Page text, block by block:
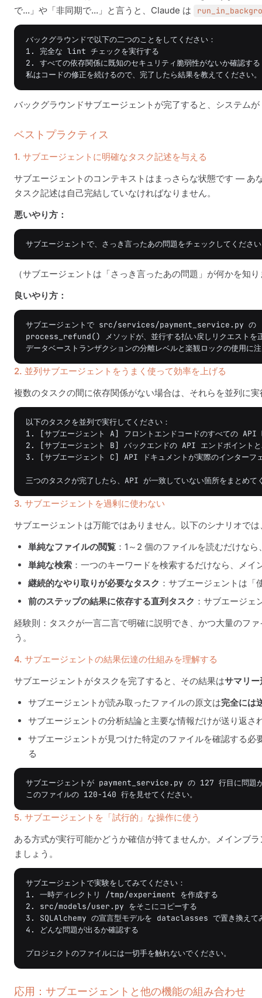
で...」や「非同期で...」と言うと、Claude は
バックグラウンドで以下の二つのことをしてください：
1. 完全な lint チェックを実行する
2. すべての依存関係に既知のセキュリティ脆弱性がないか確認する
バックグラウンドサブエージェントが完了すると、システム
ベストプラクティス
1. サブエージェントに明確なタスク記述を与える
サブエージェントのコンテキストはまっさらな状態です — あ
タスク記述は自己完結していなければなりません。
悪いやり方：
（サブエージェントは「さっき言ったあの問題」が何かを知
良いやり方：
サブエージェントで src/services/payment_service.py の
process_refund() メソッドが、並行する払い戻しリクエストを
2. 並列サブエージェントをうまく使って効率を上げる
複数のタスクの間に依存関係がない場合は、それらを並列に
以下のタスクを並列で実行してください：
1. [サブエージェント A] フロントエンドコードのすべての API
2. [サブエージェント B] バックエンドの API エンドポイントと
3. [サブエージェント C] API ドキュメントが実際のインターフ
3. サブエージェントを過剰に使わない
サブエージェントは万能ではありません。以下のシナリオで
単純なファイルの閲覧 ：1～2 個のファイルを読むだけな
単純な検索 ：一つのキーワードを検索するだけなら、メ
継続的なやり取りが必要なタスク ：サブエージェントは
前のステップの結果に依存する直列タスク ：サブエージェ
経験則：タスクが一言二言で明確に説明でき、かつ大量のフ
う。
4. サブエージェントの結果伝達の仕組みを理解する
サブエージェントがタスクを完了すると、その結果はサマリー
サブエージェントが読み取ったファイルの原文は完全には
サブエージェントの分析結論と主要な情報だけが送り返さ
サブエージェントが見つけた特定のファイルを確認する
る
サブエージェントが payment_service.py の 127 行目に問題が
5. サブエージェントを「試行的」な操作に使う
ある方式が実行可能かどうか確信が持てませんか。メインブ
ましょう。
サブエージェントで実験をしてみてください：
1. 一時ディレクトリ /tmp/experiment を作成する
2. src/models/user.py をそこにコピーする
3. SQLAlchemy の宣言型モデルを dataclasses で置き換えて
4. どんな問題が出るか確認する
応用：サブエージェントと他の機能の組み合わせ